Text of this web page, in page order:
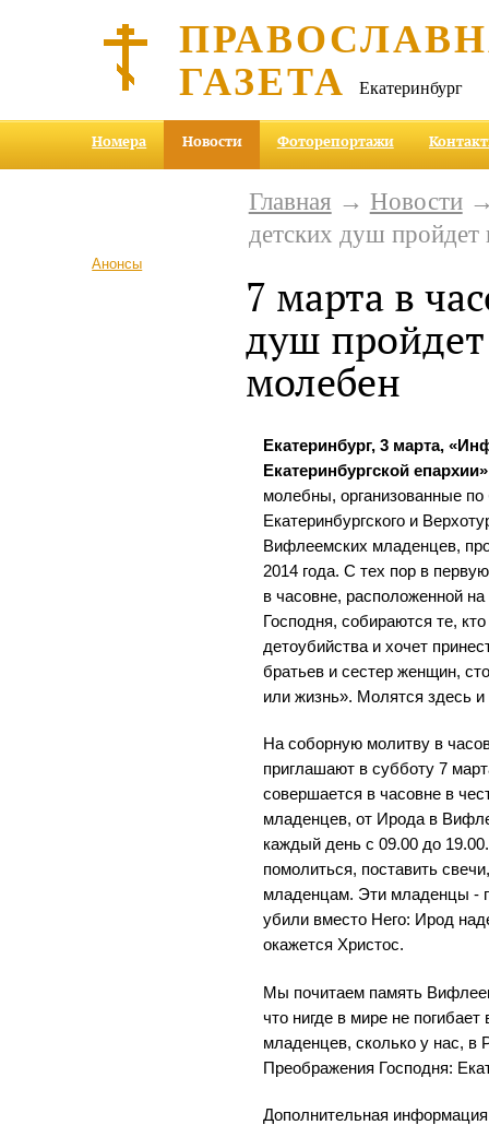
ГАЗЕТА Екатеринбург
Номера Новости Фоторепортажи
Анонсы
Главная → Новости→
детских душ
7 марта в
душ
молебен
Екатеринбург, 3 марта,
Екатеринбургской епархии»
молебны, организованные
Екатеринбургского и
Вифлеемских младенцев,
2014 года. С тех пор в
в часовне, расположенной
Господня, собираются те,
детоубийства и хочет
братьев и сестер женщин,
или жизнь». Молятся здесь и
На соборную молитву в
приглашают в субботу 7
совершается в часовне в
младенцев, от Ирода в
каждый день с 09.00 до
помолиться, поставить
младенцам. Эти младенцы -
убили вместо Него: Ирод
окажется Христос.
Мы почитаем память
что нигде в мире не
младенцев, сколько у нас, в
Преображения Господня:
Дополнительная